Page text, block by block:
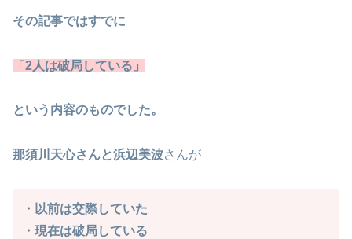
その記事ではすでに
「 2人は破局している」
という内容のものでした。
那須川天心さんと浜辺美波さんが
・以前は交際していた
・現在は破局している